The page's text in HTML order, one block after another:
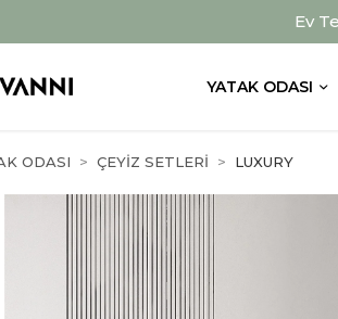
Ev
YATAK ODASI
ODASI ÇEYİZ SETLERİ LUXURY